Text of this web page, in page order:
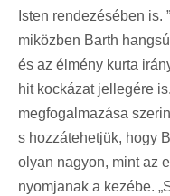
Isten rendezésében is.
miközben Barth
és az élmény kurta
hit kockázat jellegére
megfogalmazása
s hozzátehetjük, hogy
olyan nagyon, mint az
nyomjanak a kezébe.